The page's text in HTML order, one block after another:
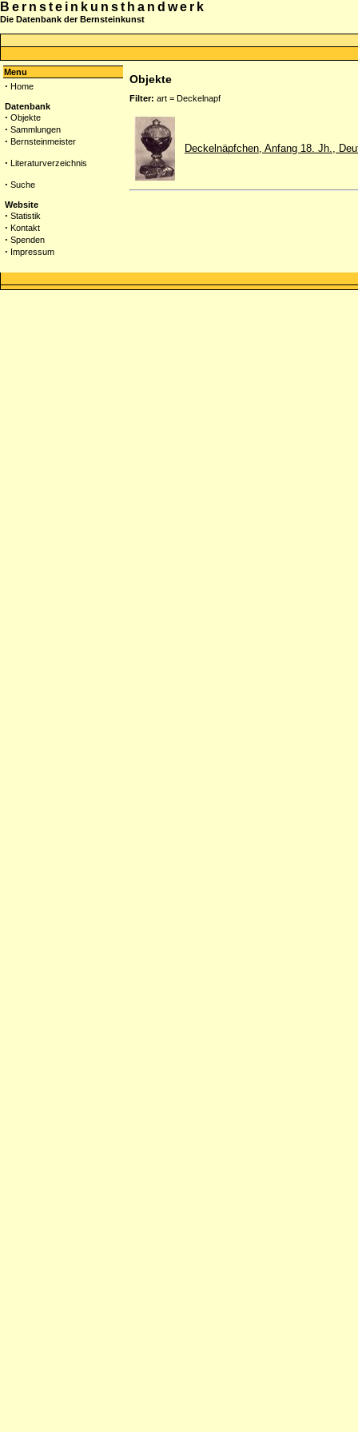
Bernsteinkunsthandwerk
Die Datenbank der Bernsteinkunst
Menu
· Home
Datenbank
· Objekte
· Sammlungen
· Bernsteinmeister
· Literaturverzeichnis
· Suche
Website
· Statistik
· Kontakt
· Spenden
· Impressum
Objekte
Filter: art = Deckelnapf
Deckelnäpfchen, Anfang 18. Jh.,